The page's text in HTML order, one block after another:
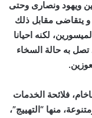
ويهود ونصارى وحتى
و يتقاضى مقابل ذلك
لكنه احيانا
به حالة السخاء
فلائحة الخدمات
منها “التهييج”،